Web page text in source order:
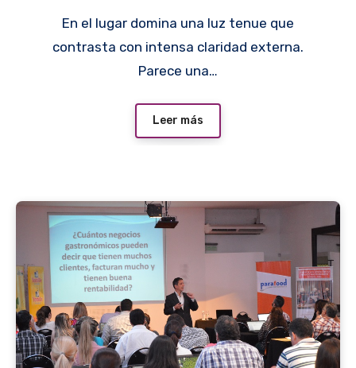
En el lugar domina una luz tenue que
contrasta con intensa claridad externa.
Parece una…
Leer más